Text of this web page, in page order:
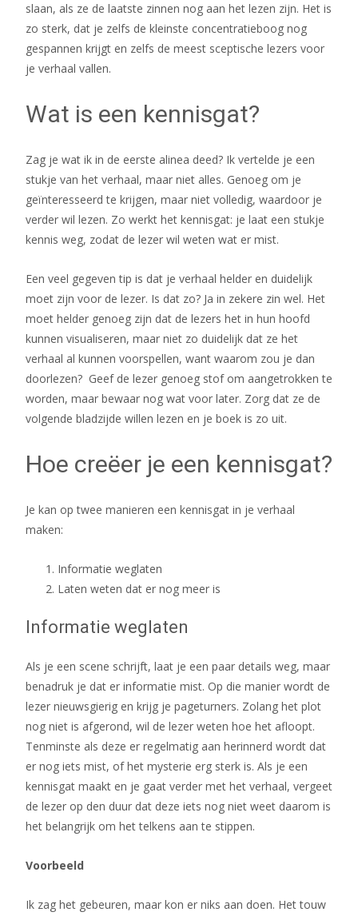
slaan, als ze de laatste zinnen nog aan het lezen zijn. Het is
zo sterk, dat je zelfs de kleinste concentratieboog nog
gespannen krijgt en zelfs de meest sceptische lezers voor
je verhaal vallen.
Wat is een kennisgat?
Zag je wat ik in de eerste alinea deed? Ik vertelde je een
stukje van het verhaal, maar niet alles. Genoeg om je
geïnteresseerd te krijgen, maar niet volledig, waardoor je
verder wil lezen. Zo werkt het kennisgat: je laat een stukje
kennis weg, zodat de lezer wil weten wat er mist.
Een veel gegeven tip is dat je verhaal helder en duidelijk
moet zijn voor de lezer. Is dat zo? Ja in zekere zin wel. Het
moet helder genoeg zijn dat de lezers het in hun hoofd
kunnen visualiseren, maar niet zo duidelijk dat ze het
verhaal al kunnen voorspellen, want waarom zou je dan
doorlezen? Geef de lezer genoeg stof om aangetrokken te
worden, maar bewaar nog wat voor later. Zorg dat ze de
volgende bladzijde willen lezen en je boek is zo uit.
Hoe creëer je een kennisgat?
Je kan op twee manieren een kennisgat in je verhaal
maken:
Informatie weglaten
Laten weten dat er nog meer is
Informatie weglaten
Als je een scene schrijft, laat je een paar details weg, maar
benadruk je dat er informatie mist. Op die manier wordt de
lezer nieuwsgierig en krijg je pageturners. Zolang het plot
nog niet is afgerond, wil de lezer weten hoe het afloopt.
Tenminste als deze er regelmatig aan herinnerd wordt dat
er nog iets mist, of het mysterie erg sterk is. Als je een
kennisgat maakt en je gaat verder met het verhaal, vergeet
de lezer op den duur dat deze iets nog niet weet daarom is
het belangrijk om het telkens aan te stippen.
Voorbeeld
Ik zag het gebeuren, maar kon er niks aan doen. Het touw